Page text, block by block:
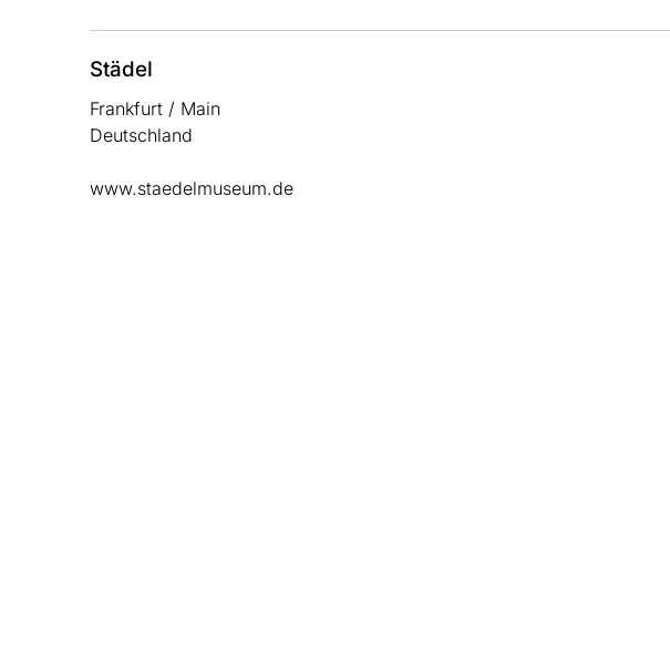
Städel
Frankfurt / Main
Deutschland
www.staedelmuseum.de